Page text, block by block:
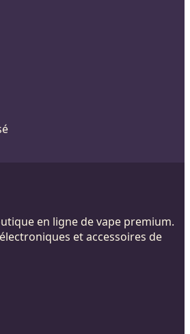
en ligne de vape premium.
et accessoires de